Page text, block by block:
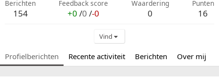
Berichten
154
Feedback score
+0 /0 /-0
Waardering
0
Punten
16
Vind
Profielberichten Recente activiteit Berichten Over mij